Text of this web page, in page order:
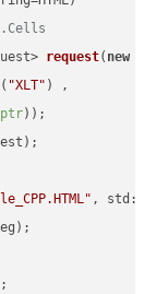
request( new
"XLT" ) ,
))
,
];